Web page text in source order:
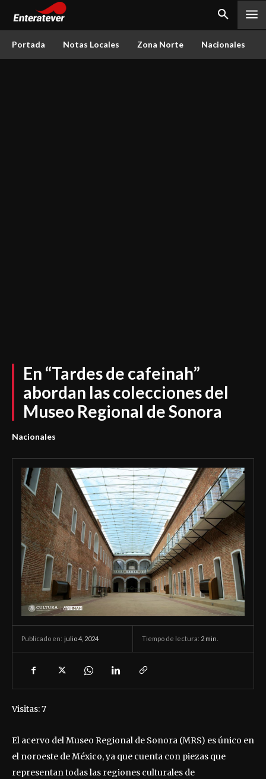
Portada Notas Locales Zona Norte Nacionales
En “Tardes de cafeinah”
abordan las colecciones del
Museo Regional de Sonora
Nacionales
Publicado en: julio 4, 2024 Tiempo de lectura: 2 min.
Visitas: 7
El acervo del Museo Regional de Sonora (MRS) es único en
el noroeste de México, ya que cuenta con piezas que
representan todas las regiones culturales de